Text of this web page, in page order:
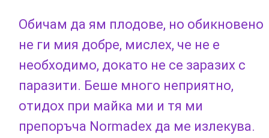
Обичам да ям плодове, но обикновено
не ги мия добре, мислех, че не е
необходимо, докато не се заразих с
паразити. Беше много неприятно,
отидох при майка ми и тя ми
препоръча Normadex да ме излекува.